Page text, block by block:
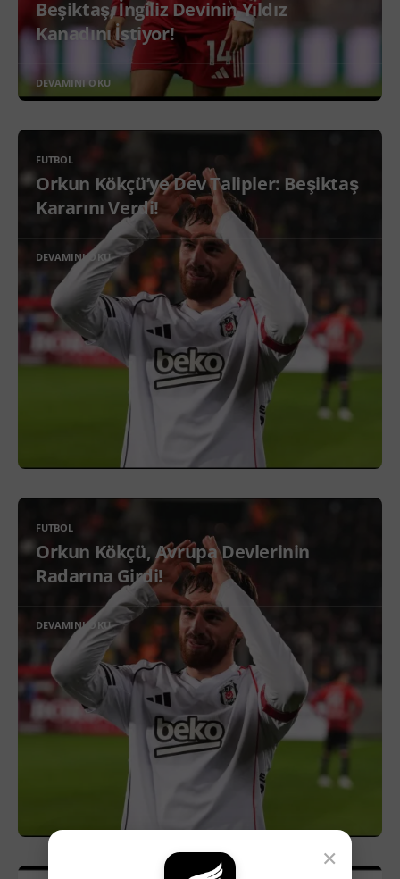
Beşiktaş, İngiliz Devinin Yıldız
Kanadını İstiyor!
DEVAMINI OKU
FUTBOL
Orkun Kökçü’ye Dev Talipler: Beşiktaş
Kararını Verdi!
DEVAMINI OKU
FUTBOL
Orkun Kökçü, Avrupa Devlerinin
Radarına Girdi!
DEVAMINI OKU
×